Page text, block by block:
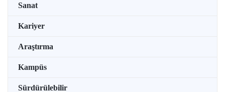
Sanat
Kariyer
Araştırma
Kampüs
Sürdürülebilir